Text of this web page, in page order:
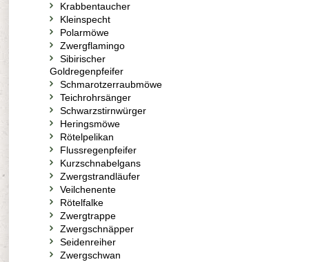
Krabbentaucher
Kleinspecht
Polarmöwe
Zwergflamingo
Sibirischer
Goldregenpfeifer
Schmarotzerraubmöwe
Teichrohrsänger
Schwarzstirnwürger
Heringsmöwe
Rötelpelikan
Flussregenpfeifer
Kurzschnabelgans
Zwergstrandläufer
Veilchenente
Rötelfalke
Zwergtrappe
Zwergschnäpper
Seidenreiher
Zwergschwan